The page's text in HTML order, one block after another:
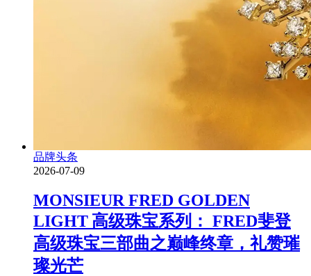
品牌头条
2026-07-09
MONSIEUR FRED GOLDEN
LIGHT 高级珠宝系列： FRED斐登
高级珠宝三部曲之巅峰终章，礼赞璀
璨光芒